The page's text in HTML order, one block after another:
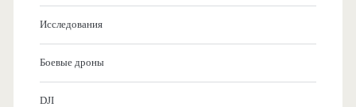
Исследования
Боевые дроны
DJI